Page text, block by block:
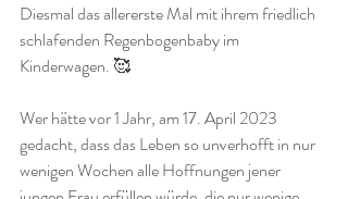
Diesmal das allererste Mal mit ihrem friedlich
schlafenden Regenbogenbaby im
Kinderwagen. 🥰
Wer hätte vor 1 Jahr, am 17. April 2023
gedacht, dass das Leben so unverhofft in nur
wenigen Wochen alle Hoffnungen jener